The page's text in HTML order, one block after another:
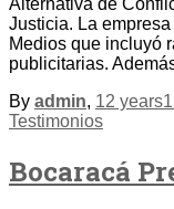
Alternativa de
Justicia. La
Medios que incluyó
publicitarias.
By admin, 12 years
Testimonios
Bocaracá